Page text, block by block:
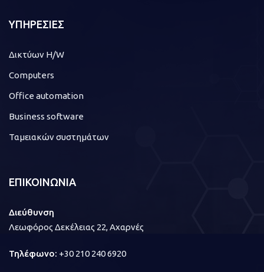
ΥΠΗΡΕΣΙΕΣ
Δικτύων H/W
Computers
Office automation
Business software
Ταμειακών συστημάτων
ΕΠΙΚΟΙΝΩΝΙΑ
Διεύθυνση
Λεωφόρος Δεκέλειας 22, Αχαρνές
Τηλέφωνο: +30 210 240 6920